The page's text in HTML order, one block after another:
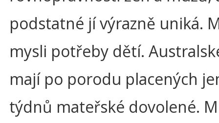
podstatné jí výrazně uniká.
mysli potřeby dětí.
mají po porodu placených
týdnů mateřské dovolené.